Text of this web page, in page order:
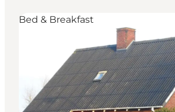
Bed & Breakfast